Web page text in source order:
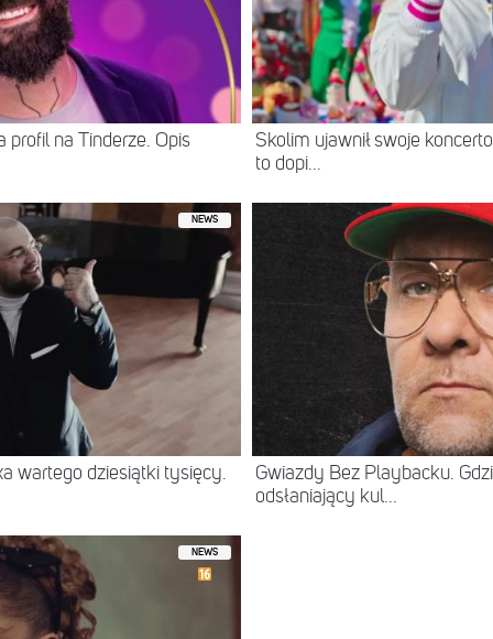
profil na Tinderze. Opis
Skolim ujawnił swoje
to dopi...
NEWS
wartego dziesiątki tysięcy.
Gwiazdy Bez Playbacku.
odsłaniający kul...
NEWS